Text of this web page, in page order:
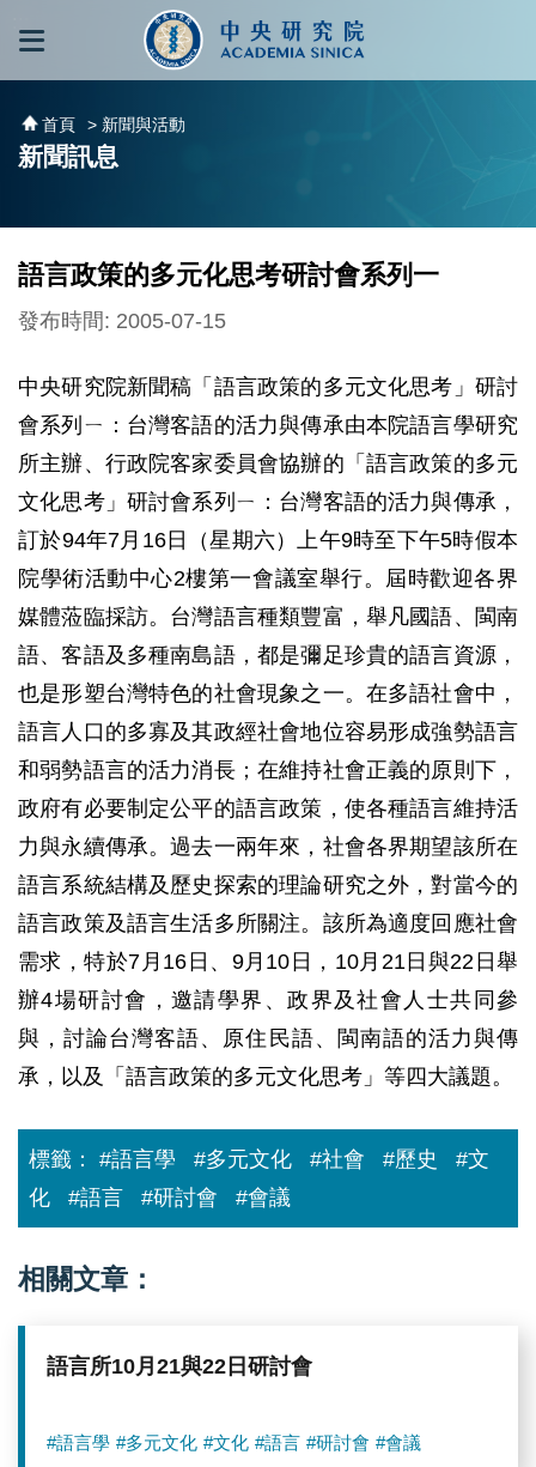
跳到主要內容區塊
首頁 > 新聞與活動
新聞訊息
語言政策的多元化思考研討會系列一
發布時間: 2005-07-15
中央研究院新聞稿「語言政策的多元文化思考」研討
會系列ㄧ：台灣客語的活力與傳承由本院語言學研究
所主辦、行政院客家委員會協辦的「語言政策的多元
文化思考」研討會系列ㄧ：台灣客語的活力與傳承，
訂於94年7月16日（星期六）上午9時至下午5時假本
院學術活動中心2樓第一會議室舉行。屆時歡迎各界
媒體蒞臨採訪。台灣語言種類豐富，舉凡國語、閩南
語、客語及多種南島語，都是彌足珍貴的語言資源，
也是形塑台灣特色的社會現象之一。在多語社會中，
語言人口的多寡及其政經社會地位容易形成強勢語言
和弱勢語言的活力消長；在維持社會正義的原則下，
政府有必要制定公平的語言政策，使各種語言維持活
力與永續傳承。過去一兩年來，社會各界期望該所在
語言系統結構及歷史探索的理論研究之外，對當今的
語言政策及語言生活多所關注。該所為適度回應社會
需求，特於7月16日、9月10日，10月21日與22日舉
辦4場研討會，邀請學界、政界及社會人士共同參
與，討論台灣客語、原住民語、閩南語的活力與傳
承，以及「語言政策的多元文化思考」等四大議題。
標籤： #語言學 #多元文化 #社會 #歷史
#文
化
#語言 #研討會 #會議
相關文章：
語言所10月21與22日研討會
#語言學 #多元文化 #文化 #語言 #研討會 #會議